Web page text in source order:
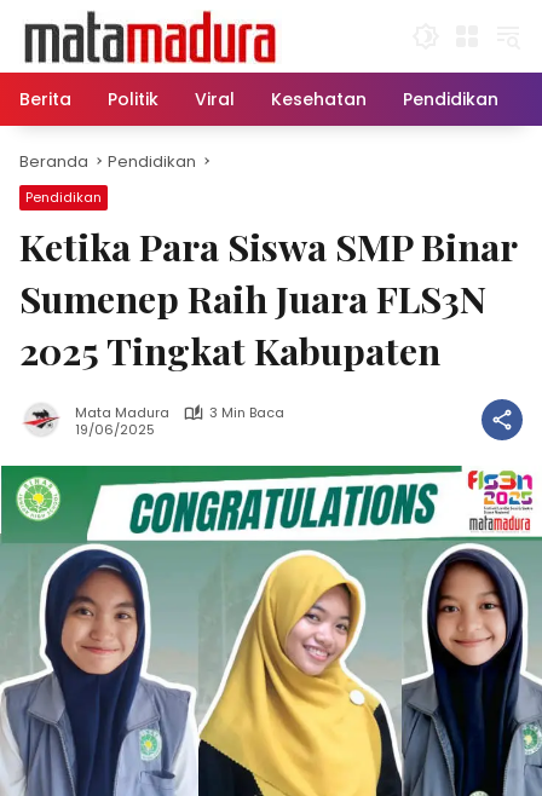
konten
Berita
Politik Viral Kesehatan Pendidikan
Beranda Pendidikan
Pendidikan
Ketika Para Siswa SMP Binar
Sumenep Raih Juara FLS3N
2025 Tingkat Kabupaten
Mata Madura
3 Min Baca
19/06/2025